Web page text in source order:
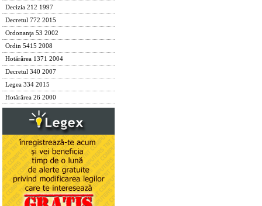
Decizia 212 1997
Decretul 772 2015
Ordonanţa 53 2002
Ordin 5415 2008
Hotărârea 1371 2004
Decretul 340 2007
Legea 334 2015
Hotărârea 26 2000